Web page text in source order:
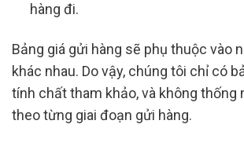
hàng đi.
Bảng giá gửi hàng sẽ phụ thuộc vào
khác nhau. Do vậy, chúng tôi chỉ có
tính chất tham khảo, và không thống
theo từng giai đoạn gửi hàng.